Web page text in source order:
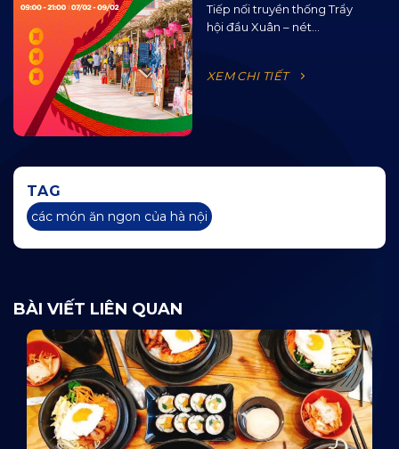
OCEAN JAM 2025
Tiếp nối truyền thống Trẩy
hội đầu Xuân – nét...
XEM CHI TIẾT
TAG
các món ăn ngon của hà nội
BÀI VIẾT LIÊN QUAN